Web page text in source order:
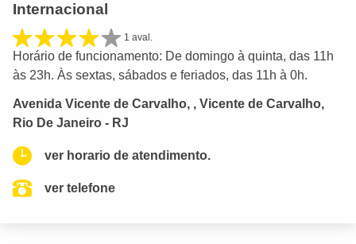
Internacional
1 aval.
Horário de funcionamento: De domingo à quinta, das 11h
às 23h. Às sextas, sábados e feriados, das 11h à 0h.
Avenida Vicente de Carvalho, , Vicente de Carvalho,
Rio De Janeiro - RJ
ver horario de atendimento.
ver telefone